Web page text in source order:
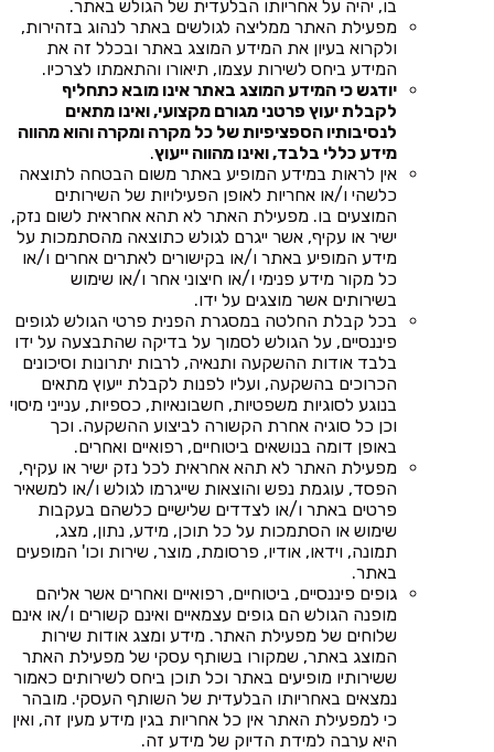
בו, יהיה על אחריותו הבלעדית של הגולש באתר.
מפעילת האתר ממליצה לגולשים באתר לנהוג בזהירות,
ולקרוא בעיון את המידע המוצג באתר ובכלל זה את
המידע ביחס לשירות עצמו, תיאורו והתאמתו לצרכיו.
יודגש כי המידע המוצג באתר אינו מובא כתחליף
לקבלת יעוץ פרטני מגורם מקצועי, ואינו מתאים
לנסיבותיו הספציפיות של כל מקרה ומקרה והוא מהווה
מידע כללי בלבד, ואינו מהווה ייעוץ.
אין לראות במידע המופיע באתר משום הבטחה לתוצאה
כלשהי ו/או אחריות לאופן הפעילויות של השירותים
המוצעים בו. מפעילת האתר לא תהא אחראית לשום נזק,
ישיר או עקיף, אשר ייגרם לגולש כתוצאה מהסתמכות על
מידע המופיע באתר ו/או בקישורים לאתרים אחרים ו/או
כל מקור מידע פנימי ו/או חיצוני אחר ו/או שימוש
בשירותים אשר מוצגים על ידו.
בכל קבלת החלטה במסגרת הפנית פרטי הגולש לגופים
פיננסיים, על הגולש לסמוך על בדיקה שהתבצעה על ידו
בלבד אודות ההשקעה ותנאיה, לרבות יתרונות וסיכונים
הכרוכים בהשקעה, ועליו לפנות לקבלת ייעוץ מתאים
בנוגע לסוגיות משפטיות, חשבונאיות, כספיות, ענייני מיסוי
וכן כל סוגיה אחרת הקשורה לביצוע ההשקעה. וכך
באופן דומה בנושאים ביטוחיים, רפואיים ואחרים.
מפעילת האתר לא תהא אחראית לכל נזק ישיר או עקיף,
הפסד, עוגמת נפש והוצאות שייגרמו לגולש ו/או למשאיר
פרטים באתר ו/או לצדדים שלישיים כלשהם בעקבות
שימוש או הסתמכות על כל תוכן, מידע, נתון, מצג,
תמונה, וידאו, אודיו, פרסומת, מוצר, שירות וכו' המופעים
באתר.
גופים פיננסיים, ביטוחיים, רפואיים ואחרים אשר אליהם
מופנה הגולש הם גופים עצמאיים ואינם קשורים ו/או אינם
שלוחים של מפעילת האתר. מידע ומצג אודות שירות
המוצג באתר, שמקורו בשותף עסקי של מפעילת האתר
ששירותיו מופיעים באתר וכל תוכן ביחס לשירותים כאמור
נמצאים באחריותו הבלעדית של השותף העסקי. מובהר
כי למפעילת האתר אין כל אחריות בגין מידע מעין זה, ואין
היא ערבה למידת הדיוק של מידע זה.